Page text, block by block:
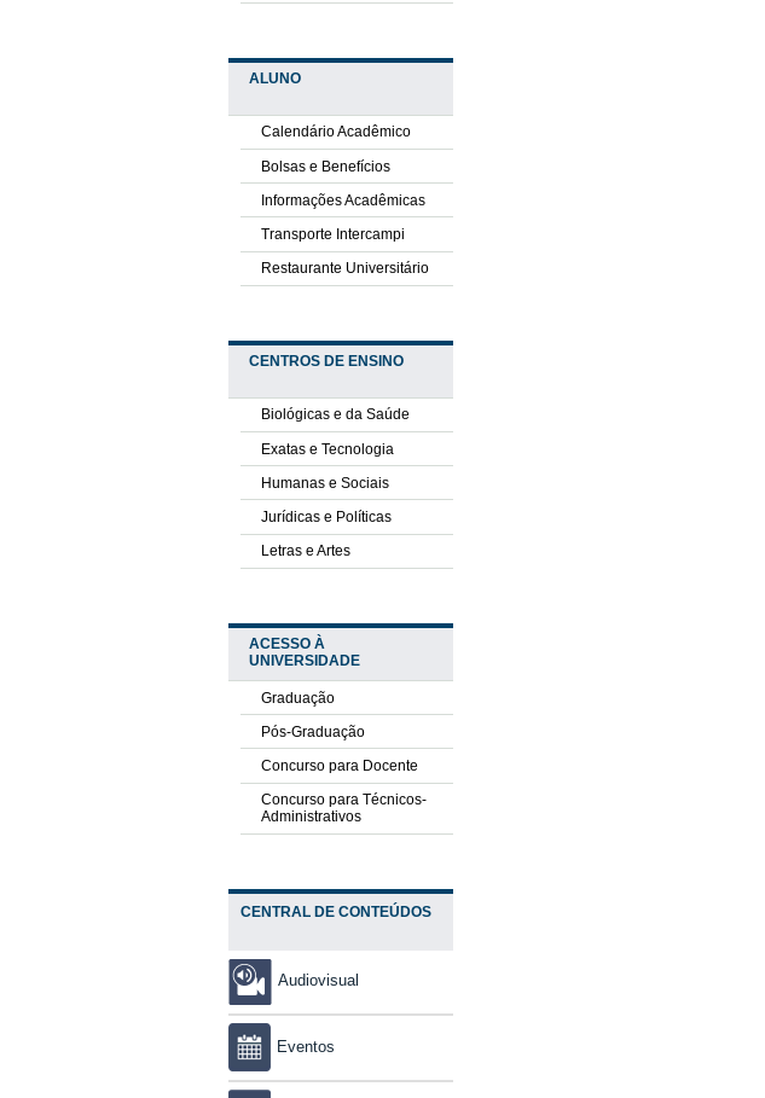
ALUNO
Calendário Acadêmico
Bolsas e Benefícios
Informações Acadêmicas
Transporte Intercampi
Restaurante Universitário
CENTROS DE ENSINO
Biológicas e da Saúde
Exatas e Tecnologia
Humanas e Sociais
Jurídicas e Políticas
Letras e Artes
ACESSO À
UNIVERSIDADE
Graduação
Pós-Graduação
Concurso para Docente
Concurso para Técnicos-
Administrativos
CENTRAL DE CONTEÚDOS
Audiovisual
Eventos